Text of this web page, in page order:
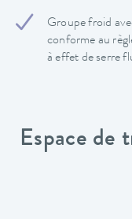
Groupe froid
conforme au
à effet de serre
Espace de